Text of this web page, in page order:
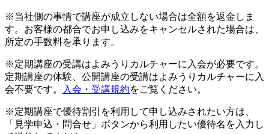
※当社側の事情で講座が成立しない場合は全額を返金しま
す。お客様の都合でお申し込みをキャンセルされた場合は、
所定の手数料を承ります。
※定期講座の受講はよみうりカルチャーに入会が必要です。
定期講座の体験、公開講座の受講はよみうりカルチャーに入
会不要です。
入会・受講規約をご覧ください。
※定期講座で優待割引を利用して申し込みされたい方は、
「見学申込・問合せ」ボタンから利用したい優待名を入力し